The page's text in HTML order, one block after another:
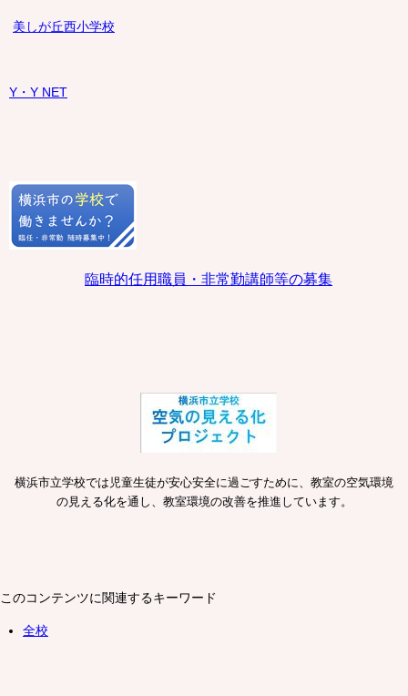
美しが丘西小学校
Y・Y NET
臨時的任用職員・非常勤講師等の募集
横浜市立学校では児童生徒が安心安全に過ごすために、教室の空気環境
の見える化を通し、教室環境の改善を推進しています。
このコンテンツに関連するキーワード
全校